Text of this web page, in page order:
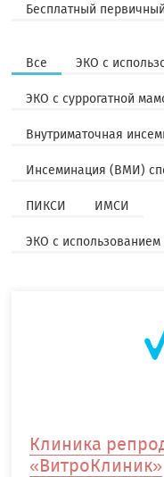
Бесплатный
Все ЭКО с
ЭКО с суррогатной
Внутриматочная
Инсеминация (ВМИ)
ПИКСИ ИМСИ
ЭКО с
Клиника
«ВитроКлиник»